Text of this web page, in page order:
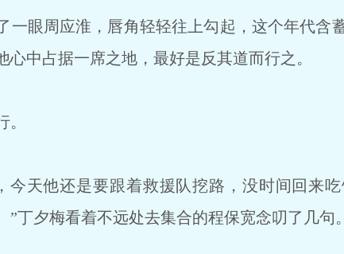
眼周应淮，唇角轻轻往上勾起，这个年代含
心中占据一席之地，最好是反其道而行之。
天他还是要跟着救援队挖路，没时间回来
”丁夕梅看着不远处去集合的程保宽念叨了几句。